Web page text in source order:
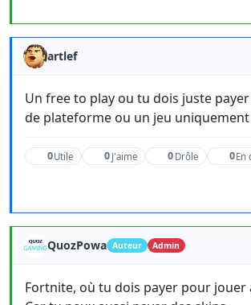
artlef
Un free to play ou tu dois juste
de plateforme ou un jeu
0Utile 0 J'aime 0 Drôle 0En
QuozPowa Auteur Admin
Fortnite, où tu dois payer pour jouer